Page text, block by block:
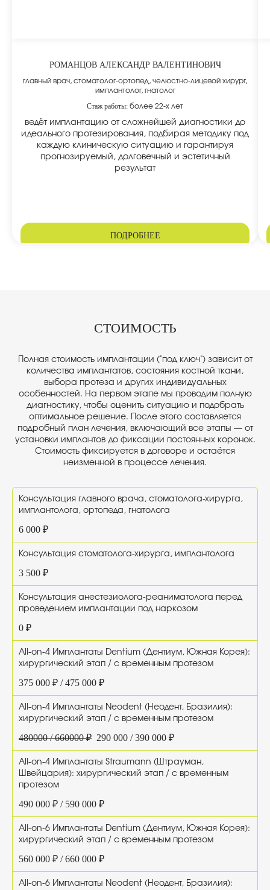
РОМАНЦОВ АЛЕКСАНДР ВАЛЕНТИНОВИЧ
главный врач, стоматолог-ортопед, челюстно-лицевой хирург,
имплантолог, гнатолог
Стаж работы: более 22-х лет
ведёт имплантацию от сложнейшей диагностики до
идеального протезирования, подбирая методику под
каждую клиническую ситуацию и гарантируя
прогнозируемый, долговечный и эстетичный
результат
ПОДРОБНЕЕ
СТОИМОСТЬ
Полная стоимость имплантации ("под ключ") зависит от
количества имплантатов, состояния костной ткани,
выбора протеза и других индивидуальных
особенностей. На первом этапе мы проводим полную
диагностику, чтобы оценить ситуацию и подобрать
оптимальное решение. После этого составляется
подробный план лечения, включающий все этапы — от
установки имплантов до фиксации постоянных коронок.
Стоимость фиксируется в договоре и остаётся
неизменной в процессе лечения.
Консультация главного врача, стоматолога-хирурга,
имплантолога, ортопеда, гнатолога
6 000 ₽
Консультация стоматолога-хирурга, имплантолога
3 500 ₽
Консультация анестезиолога-реаниматолога перед
проведением имплантации под наркозом
0 ₽
All-on-4 Имплантаты Dentium (Дентиум, Южная Корея):
хирургический этап / с временным протезом
375 000 ₽ / 475 000 ₽
All-on-4 Имплантаты Neodent (Неодент, Бразилия):
хирургический этап / с временным протезом
480000 / 660000 ₽ 290 000 / 390 000 ₽
All-on-4 Имплантаты Straumann (Штрауман,
Швейцария): хирургический этап / с временным
протезом
490 000 ₽ / 590 000 ₽
All-on-6 Имплантаты Dentium (Дентиум, Южная Корея):
хирургический этап / с временным протезом
560 000 ₽ / 660 000 ₽
All-on-6 Имплантаты Neodent (Неодент, Бразилия):